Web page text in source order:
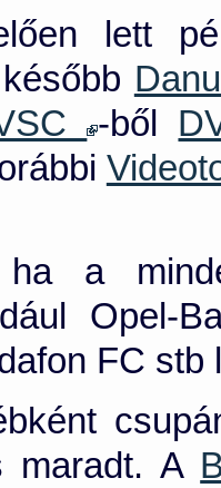
lett
-ből
ha a
Opel-
FC
maradt. A